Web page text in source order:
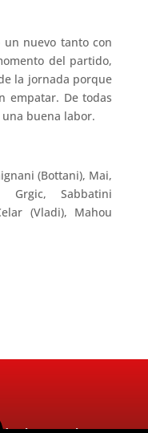
un nuevo tanto con
del partido,
la jornada porque
empatar. De todas
buena labor.
(Bottani), Mai,
Grgic, Sabbatini
(Vladi), Mahou